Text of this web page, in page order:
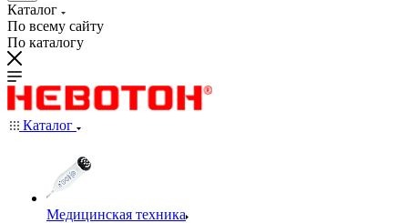
Каталог
По всему сайту
По каталогу
Каталог
Медицинская техника